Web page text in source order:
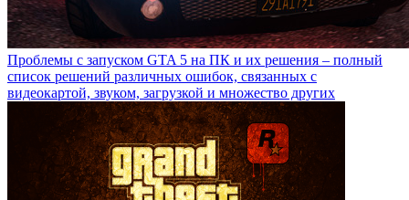
Проблемы с запуском GTA 5 на ПК и их решения – полный
список решений различных ошибок, связанных с
видеокартой, звуком, загрузкой и множество других